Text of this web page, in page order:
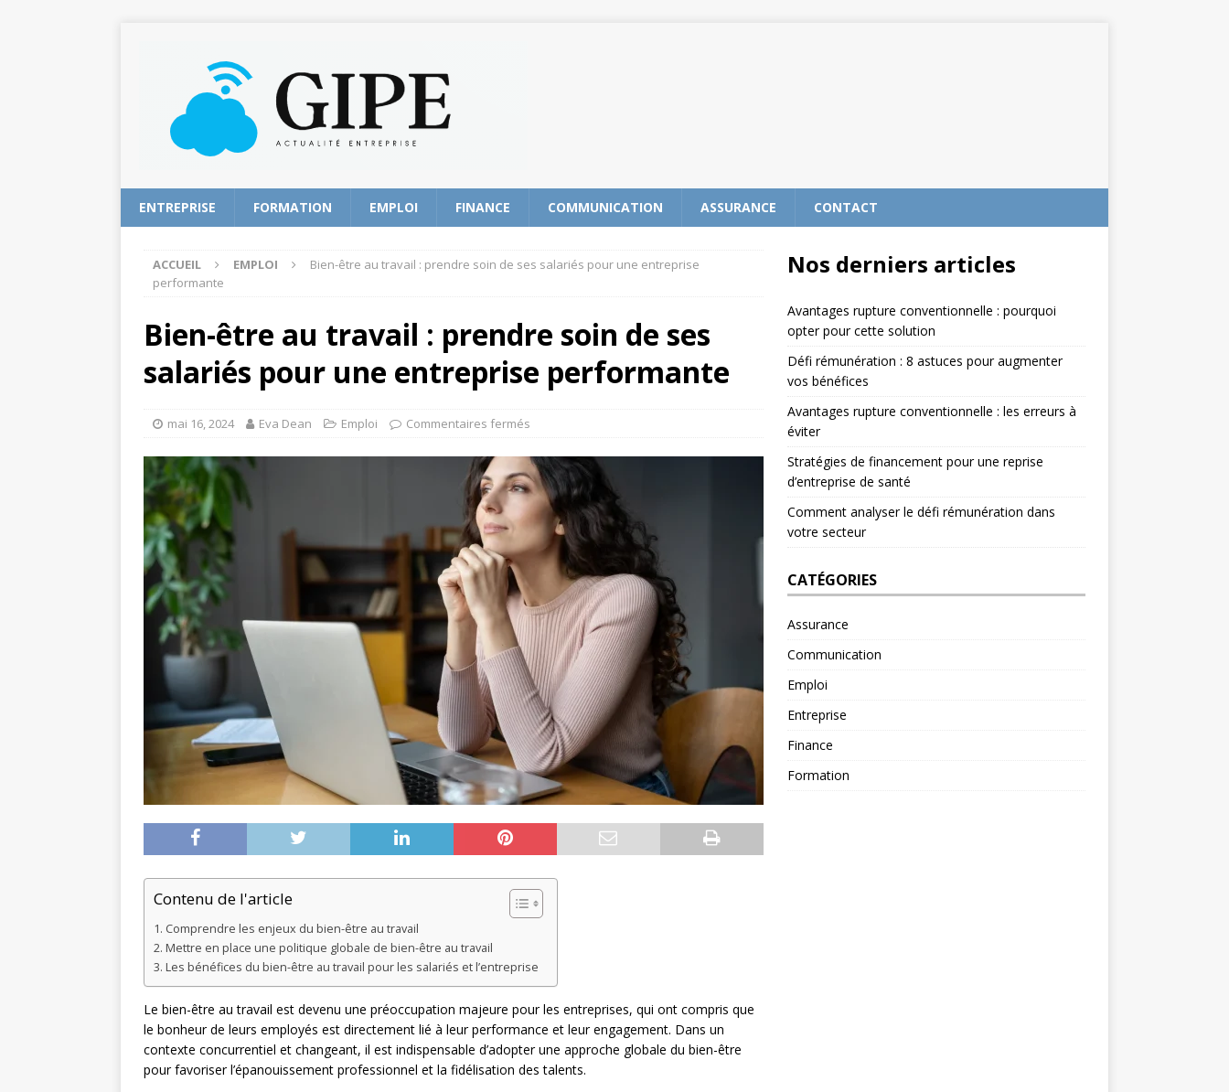
ENTREPRISE FORMATION EMPLOI FINANCE COMMUNICATION ASSURANCE CONTACT
ACCUEIL EMPLOI
Bien-être au travail : prendre soin de ses salariés pour une entreprise
performante
Bien-être au travail : prendre soin de ses
salariés pour une entreprise performante
mai 16, 2024 Eva Dean Emploi Commentaires fermés
Contenu de l'article
Comprendre les enjeux du bien-être au travail
Mettre en place une politique globale de bien-être au travail
Les bénéfices du bien-être au travail pour les salariés et l’entreprise
Le bien-être au travail est devenu une préoccupation majeure pour les entreprises, qui ont compris que
le bonheur de leurs employés est directement lié à leur performance et leur engagement. Dans un
contexte concurrentiel et changeant, il est indispensable d’adopter une approche globale du bien-être
pour favoriser l’épanouissement professionnel et la fidélisation des talents.
Nos derniers articles
Avantages rupture conventionnelle : pourquoi
opter pour cette solution
Défi rémunération : 8 astuces pour augmenter
vos bénéfices
Avantages rupture conventionnelle : les erreurs à
éviter
Stratégies de financement pour une reprise
d’entreprise de santé
Comment analyser le défi rémunération dans
votre secteur
CATÉGORIES
Assurance
Communication
Emploi
Entreprise
Finance
Formation